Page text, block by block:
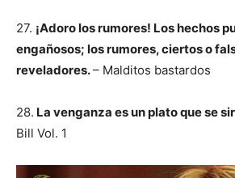
27. ¡Adoro los rumores! Los hechos
engañosos; los rumores, ciertos o
reveladores.– Malditos bastardos
28. La venganza es un plato que se
Bill Vol. 1